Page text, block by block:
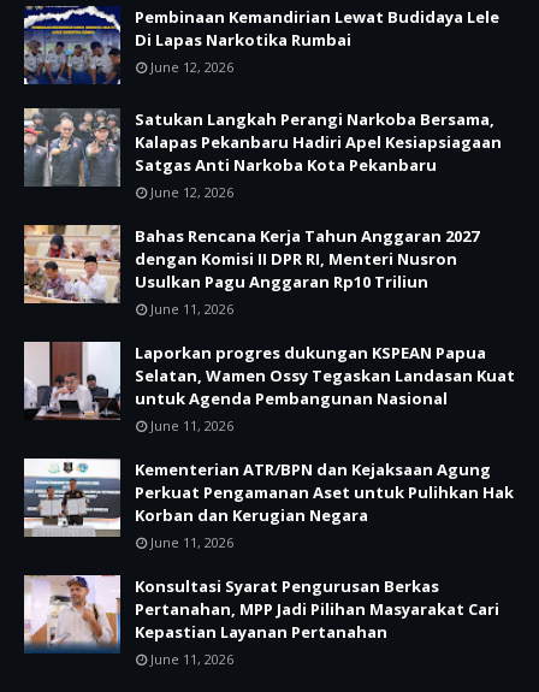
Pembinaan Kemandirian Lewat Budidaya Lele
Di Lapas Narkotika Rumbai
June 12, 2026
Satukan Langkah Perangi Narkoba Bersama,
Kalapas Pekanbaru Hadiri Apel Kesiapsiagaan
Satgas Anti Narkoba Kota Pekanbaru
June 12, 2026
Bahas Rencana Kerja Tahun Anggaran 2027
dengan Komisi II DPR RI, Menteri Nusron
Usulkan Pagu Anggaran Rp10 Triliun
June 11, 2026
Laporkan progres dukungan KSPEAN Papua
Selatan, Wamen Ossy Tegaskan Landasan Kuat
untuk Agenda Pembangunan Nasional
June 11, 2026
Kementerian ATR/BPN dan Kejaksaan Agung
Perkuat Pengamanan Aset untuk Pulihkan Hak
Korban dan Kerugian Negara
June 11, 2026
Konsultasi Syarat Pengurusan Berkas
Pertanahan, MPP Jadi Pilihan Masyarakat Cari
Kepastian Layanan Pertanahan
June 11, 2026